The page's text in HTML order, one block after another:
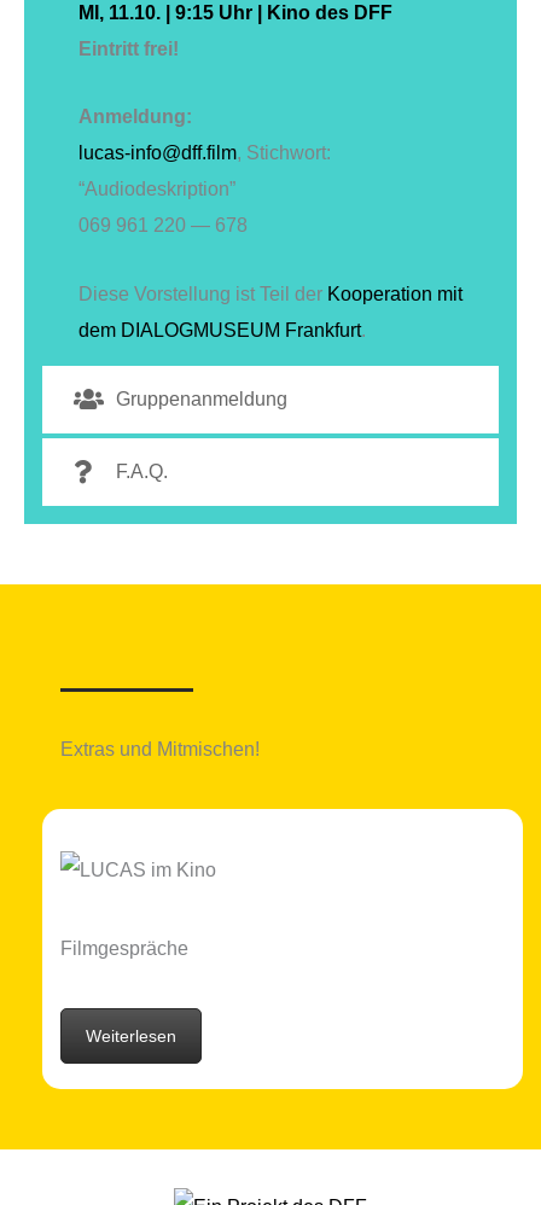
MI, 11.10. | 9:15 Uhr | Kino des DFF
Eintritt frei!
Anmeldung:
lucas-info@dff.film, Stichwort:
“Audiodeskription”
069 961 220 — 678
Diese Vorstellung ist Teil der Kooperation mit
dem DIALOGMUSEUM Frankfurt.
Gruppenanmeldung
F.A.Q.
Extras und Mitmischen!
Filmgespräche
Weiterlesen